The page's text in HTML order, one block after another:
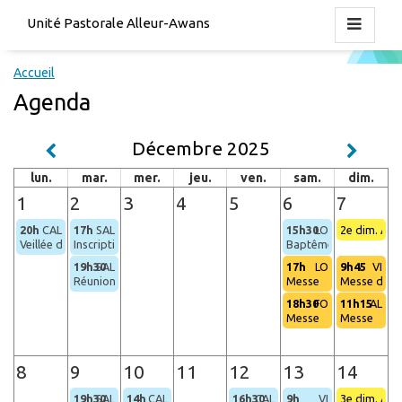
Unité Pastorale Alleur-Awans
Accueil
Agenda
Décembre 2025
lun. mar. mer. jeu. ven. sam. dim.
1 2 3 4 5 6 7
20h CAL
Veillée de prière
17h SAL
Inscription pour les baptêmes des bébés
15h30LO
Baptêmes
2e dim.
19h30
SAL
Réunion du CUP
17h
LO
Messe
9h45 VI
Messe des
18h30FO
Messe
11h15AL
Messe
8 9 10 11 12 13 14
19h30
SAL
14h CAL
16h30CAL
9h
VI
3e dim.